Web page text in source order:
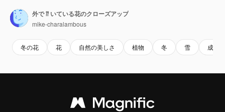
外で ⁇ いている花のクローズアップ
mike-charalambous
冬の花 花 自然の美しさ 植物 冬 雪 成長